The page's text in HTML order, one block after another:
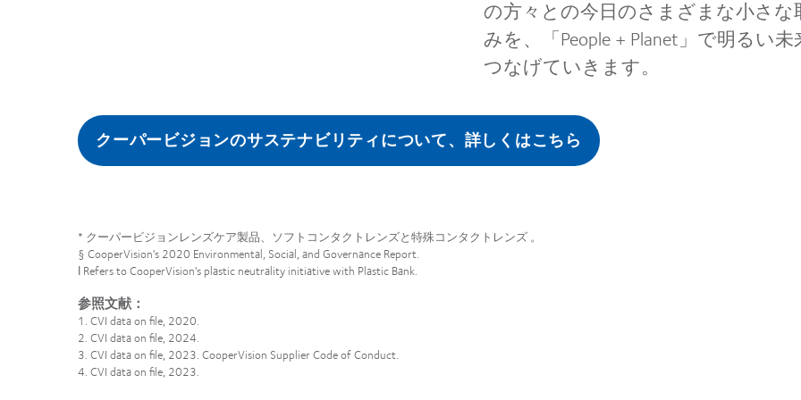
の方々との今日のさまざまな小さな
みを、「People + Planet」で明るい未
つなげていきます。
クーパービジョンのサステナビリティについて、詳しくはこちら
* クーパービジョンレンズケア製品、ソフトコンタクトレンズと特殊コンタクトレンズ 。
§ CooperVision's 2020 Environmental, Social, and Governance Report.
ǀ Refers to CooperVision's plastic neutrality initiative with Plastic Bank.
参照文献：
1. CVI data on file, 2020.
2. CVI data on file, 2024.
3. CVI data on file, 2023. CooperVision Supplier Code of Conduct.
4. CVI data on file, 2023.